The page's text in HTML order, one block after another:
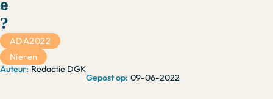
e
?
Redactie DGK
09-06-2022
ADA2022
Nieren